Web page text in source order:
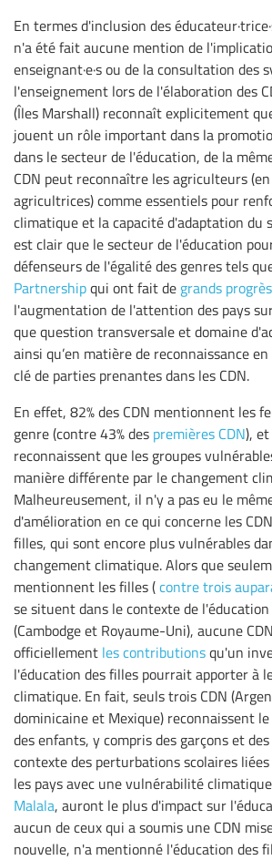
En termes d'inclusion des
n'a été fait aucune mention de
enseignant·e·s ou de la consultation des
l'enseignement lors de l'élaboration des
(Îles Marshall) reconnaît explicitement
jouent un rôle important dans la
dans le secteur de l'éducation, de la
CDN peut reconnaître les agriculteurs
agricultrices) comme essentiels pour
climatique et la capacité d'adaptation du
est clair que le secteur de l'éducation
défenseurs de l'égalité des genres tels
Partnershipqui ont fait de grands progrès
l'augmentation de l'attention des pays
que question transversale et domaine
ainsi qu’en matière de reconnaissance
clé de parties prenantes dans les CDN.
En effet, 82% des CDN mentionnent les
genre (contre 43% des premières CDN), et
reconnaissent que les groupes
manière différente par le changement
Malheureusement, il n'y a pas eu le
d'amélioration en ce qui concerne les
filles, qui sont encore plus vulnérables
changement climatique. Alors que
mentionnent les filles (contre trois
se situent dans le contexte de
(Cambodge et Royaume-Uni), aucune
officiellement les contributionsqu'un
l'éducation des filles pourrait apporter à
climatique. En fait, seuls trois CDN
dominicaine et Mexique) reconnaissent
des enfants, y compris des garçons et
contexte des perturbations scolaires
les pays avec une vulnérabilité
Malala, auront le plus d'impact sur
aucun de ceux qui a soumis une CDN
nouvelle, n'a mentionné l'éducation des